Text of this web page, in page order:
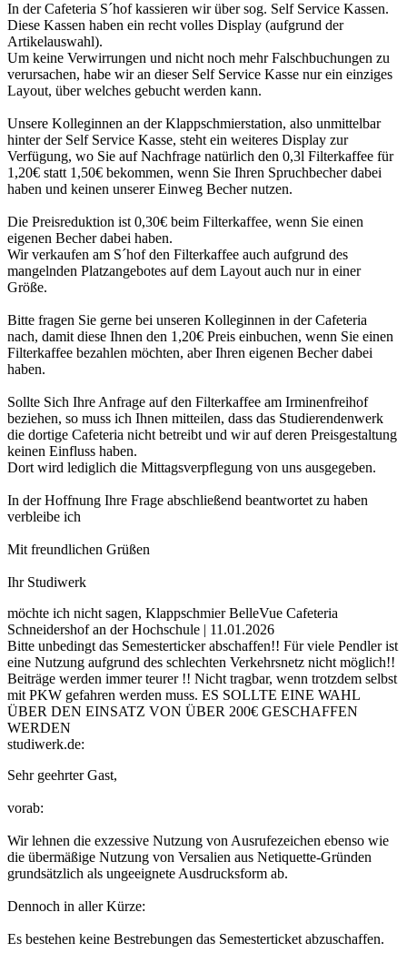
In der Cafeteria S´hof kassieren wir über sog. Self Service Kassen.
Diese Kassen haben ein recht volles Display (aufgrund der
Artikelauswahl).
Um keine Verwirrungen und nicht noch mehr Falschbuchungen zu
verursachen, habe wir an dieser Self Service Kasse nur ein einziges
Layout, über welches gebucht werden kann.
Unsere Kolleginnen an der Klappschmierstation, also unmittelbar
hinter der Self Service Kasse, steht ein weiteres Display zur
Verfügung, wo Sie auf Nachfrage natürlich den 0,3l Filterkaffee für
1,20€ statt 1,50€ bekommen, wenn Sie Ihren Spruchbecher dabei
haben und keinen unserer Einweg Becher nutzen.
Die Preisreduktion ist 0,30€ beim Filterkaffee, wenn Sie einen
eigenen Becher dabei haben.
Wir verkaufen am S´hof den Filterkaffee auch aufgrund des
mangelnden Platzangebotes auf dem Layout auch nur in einer
Größe.
Bitte fragen Sie gerne bei unseren Kolleginnen in der Cafeteria
nach, damit diese Ihnen den 1,20€ Preis einbuchen, wenn Sie einen
Filterkaffee bezahlen möchten, aber Ihren eigenen Becher dabei
haben.
Sollte Sich Ihre Anfrage auf den Filterkaffee am Irminenfreihof
beziehen, so muss ich Ihnen mitteilen, dass das Studierendenwerk
die dortige Cafeteria nicht betreibt und wir auf deren Preisgestaltung
keinen Einfluss haben.
Dort wird lediglich die Mittagsverpflegung von uns ausgegeben.
In der Hoffnung Ihre Frage abschließend beantwortet zu haben
verbleibe ich
Mit freundlichen Grüßen
Ihr Studiwerk
möchte ich nicht sagen, Klappschmier BelleVue Cafeteria
Schneidershof an der Hochschule | 11.01.2026
Bitte unbedingt das Semesterticker abschaffen!! Für viele Pendler ist
eine Nutzung aufgrund des schlechten Verkehrsnetz nicht möglich!!
Beiträge werden immer teurer !! Nicht tragbar, wenn trotzdem selbst
mit PKW gefahren werden muss. ES SOLLTE EINE WAHL
ÜBER DEN EINSATZ VON ÜBER 200€ GESCHAFFEN
WERDEN
studiwerk.de:
Sehr geehrter Gast,
vorab:
Wir lehnen die exzessive Nutzung von Ausrufezeichen ebenso wie
die übermäßige Nutzung von Versalien aus Netiquette-Gründen
grundsätzlich als ungeeignete Ausdrucksform ab.
Dennoch in aller Kürze:
Es bestehen keine Bestrebungen das Semesterticket abzuschaffen.